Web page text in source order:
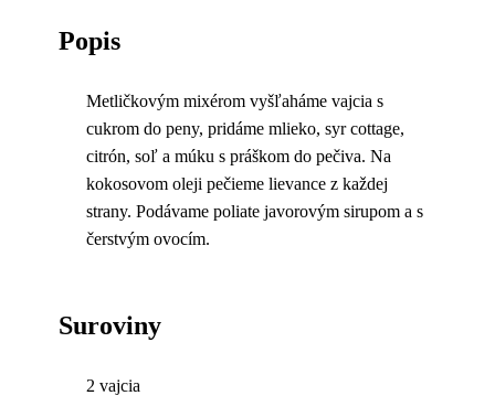
Popis
Metličkovým mixérom vyšľaháme vajcia s
cukrom do peny, pridáme mlieko, syr cottage,
citrón, soľ a múku s práškom do pečiva. Na
kokosovom oleji pečieme lievance z každej
strany. Podávame poliate javorovým sirupom a s
čerstvým ovocím.
Suroviny
2 vajcia